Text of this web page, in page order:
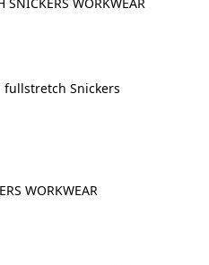
WORKWEAR